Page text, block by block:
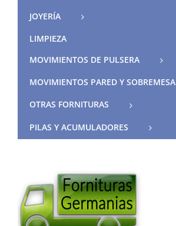
JOYERÍA
LIMPIEZA
MOVIMIENTOS DE PULSERA
MOVIMIENTOS PARED Y SOBREMESA
OTRAS FORNITURAS
PILAS Y ACUMULADORES